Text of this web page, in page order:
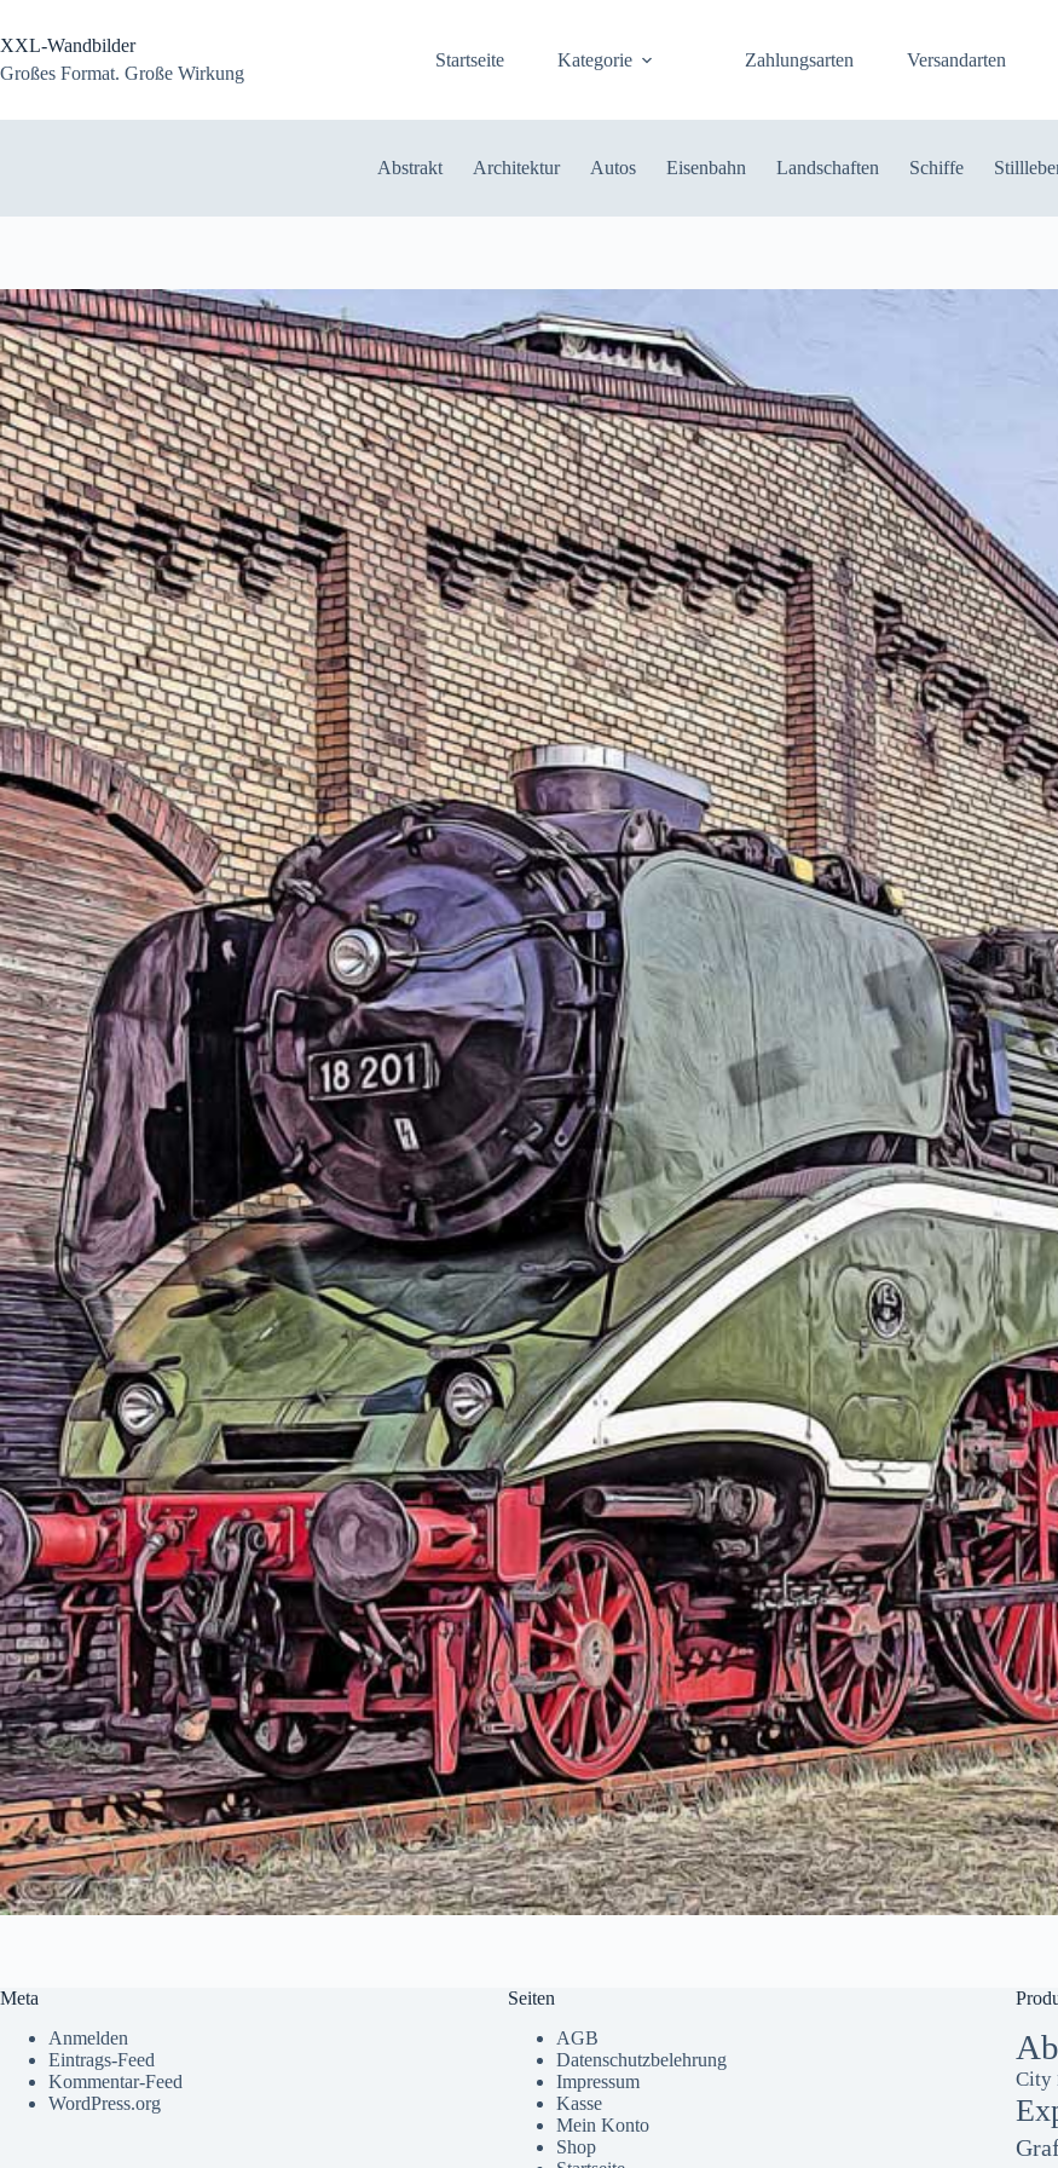
springen
XXL-Wandbilder
Großes Format. Große Wirkung
Startseite Kategorie Zahlungsarten Versandarten
Abstrakt Architektur Autos Eisenbahn Landschaften Schiffe
Meta
Anmelden
Eintrags-Feed
Kommentar-Feed
WordPress.org
Seiten
AGB
Datenschutzbelehrung
Impressum
Kasse
Mein Konto
Shop
City